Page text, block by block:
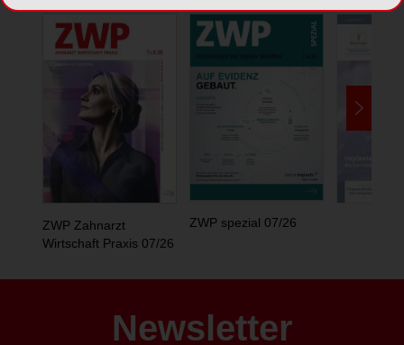
ZWP Zahnarzt
Wirtschaft Praxis 07/26
ZWP spezial 07/26
Newsletter